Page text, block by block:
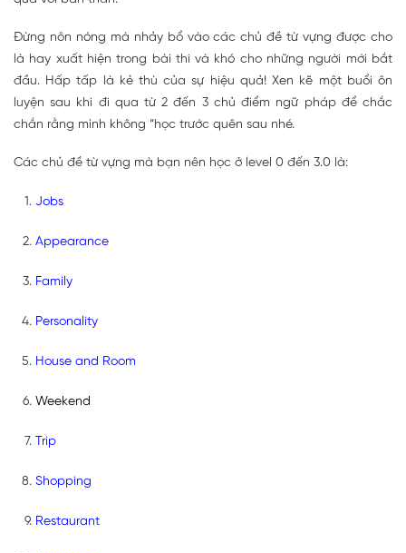
Đừng nôn nóng mà nhảy bổ vào các chủ đề từ vựng được cho
là hay xuất hiện trong bài thi và khó cho những người mới bắt
đầu. Hấp tấp là kẻ thù của sự hiệu quả! Xen kẽ một buổi ôn
luyện sau khi đi qua từ 2 đến 3 chủ điểm ngữ pháp để chắc
chắn rằng mình không “học trước quên sau nhé.
Các chủ đề từ vựng mà bạn nên học ở level 0 đến 3.0 là:
Jobs
Appearance
Family
Personality
House and Room
Weekend
Trip
Shopping
Restaurant